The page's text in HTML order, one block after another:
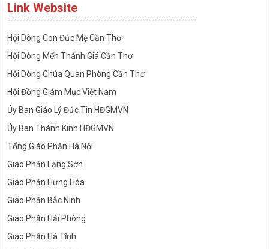
Link Website
---------------------------------------------------------------
Hội Dòng Con Đức Mẹ Cần Thơ
Hội Dòng Mến Thánh Giá Cần Thơ
Hội Dòng Chúa Quan Phòng Cần Thơ
Hội Đồng Giám Mục Việt Nam
Ủy Ban Giáo Lý Đức Tin HĐGMVN
Ủy Ban Thánh Kinh HĐGMVN
Tổng Giáo Phận Hà Nội
Giáo Phận Lạng Sơn
Giáo Phận Hưng Hóa
Giáo Phận Bắc Ninh
Giáo Phận Hải Phòng
Giáo Phận Hà Tĩnh